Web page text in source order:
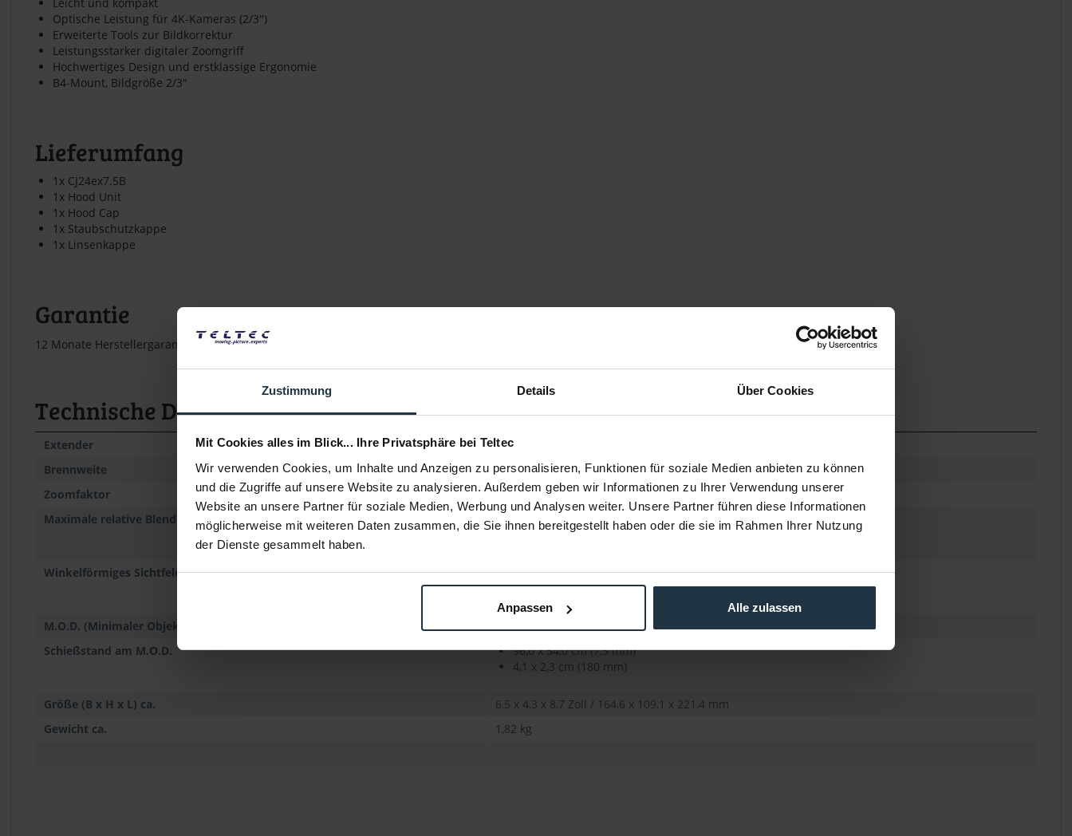
Zustimmung Details Über Cookies
Mit Cookies alles im Blick... Ihre Privatsphäre bei Teltec
Wir verwenden Cookies, um Inhalte und Anzeigen zu personalisieren, Funktionen für soziale Medien anbieten zu können
und die Zugriffe auf unsere Website zu analysieren. Außerdem geben wir Informationen zu Ihrer Verwendung unserer
Website an unsere Partner für soziale Medien, Werbung und Analysen weiter. Unsere Partner führen diese Informationen
möglicherweise mit weiteren Daten zusammen, die Sie ihnen bereitgestellt haben oder die sie im Rahmen Ihrer Nutzung
der Dienste gesammelt haben.
Anpassen Alle zulassen
Optische Leistung für 4K-Kameras (2/3")
Erweiterte Tools zur Bildkorrektur
Leistungsstarker digitaler Zoomgriff
Hochwertiges Design und erstklassige Ergonomie
B4-Mount, Bildgröße 2/3"
Lieferumfang
1x CJ24ex7.5B
1x Hood Unit
1x Hood Cap
1x Staubschutzkappe
1x Linsenkappe
Garantie
12 Monate Herstellergarantie
Technische Daten
Extender
1.0x
Brennweite
7,5 - 180 mm
Zoomfaktor
24x
Maximale relative Blende (F-Zahl)
1.01.08 (7.5-120 mm)
1.02.07 (180 mm)
Winkelförmiges Sichtfeld
65,2° x 39,6° (7,5 mm)
3,1° x 1,7° (180 mm)
M.O.D. (Minimaler Objektabstand)
Schießstand am M.O.D.
96,0 x 54,0 cm (7,5 mm)
4,1 x 2,3 cm (180 mm)
Größe (B x H x L) ca.
6,5 x 4,3 x 8,7 Zoll / 164,6 x 109,1 x 221,4 mm
Gewicht ca.
1,82 kg